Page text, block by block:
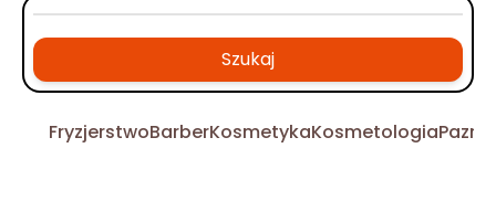
Szukaj
FryzjerstwoBarberKosmetykaKosmetologia